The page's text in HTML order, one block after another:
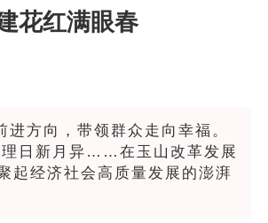
花红满眼春
方向，带领群众走向幸福。
理日新月异……在玉山改革发展
起经济社会高质量发展的澎湃